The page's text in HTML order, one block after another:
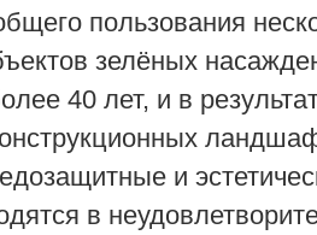
пользования
зелёных
40 лет, и в
и
в